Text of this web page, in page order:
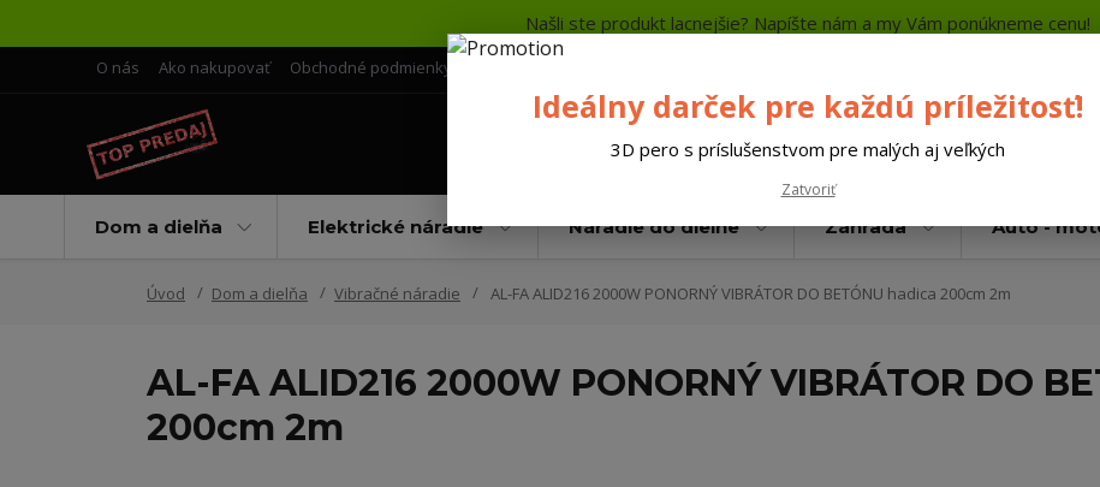
Našli ste produkt lacnejšie? Napíšte nám a my Vám ponúkneme cenu!
O nás Ako nakupovať Obchodné podmienky +421
Dom a dielňa Elektrické náradie Náradie do dielne Záhrada Auto -
Úvod Dom a dielňa Vibračné náradie AL-FA ALID216 2000W PONORNÝ VIBRÁTOR DO BETÓNU hadica 200cm 2m
AL-FA ALID216 2000W PONORNÝ VIBRÁTOR DO
200cm 2m
Ideálny darček pre každú príležitosť!
3D pero s príslušenstvom pre malých aj veľkých
Zatvoriť